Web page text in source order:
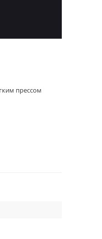
прессом